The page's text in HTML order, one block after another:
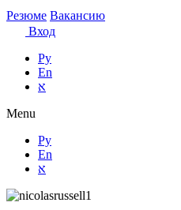
Резюме Вакансию
Вход
Ру
En
א
Menu
Ру
En
א